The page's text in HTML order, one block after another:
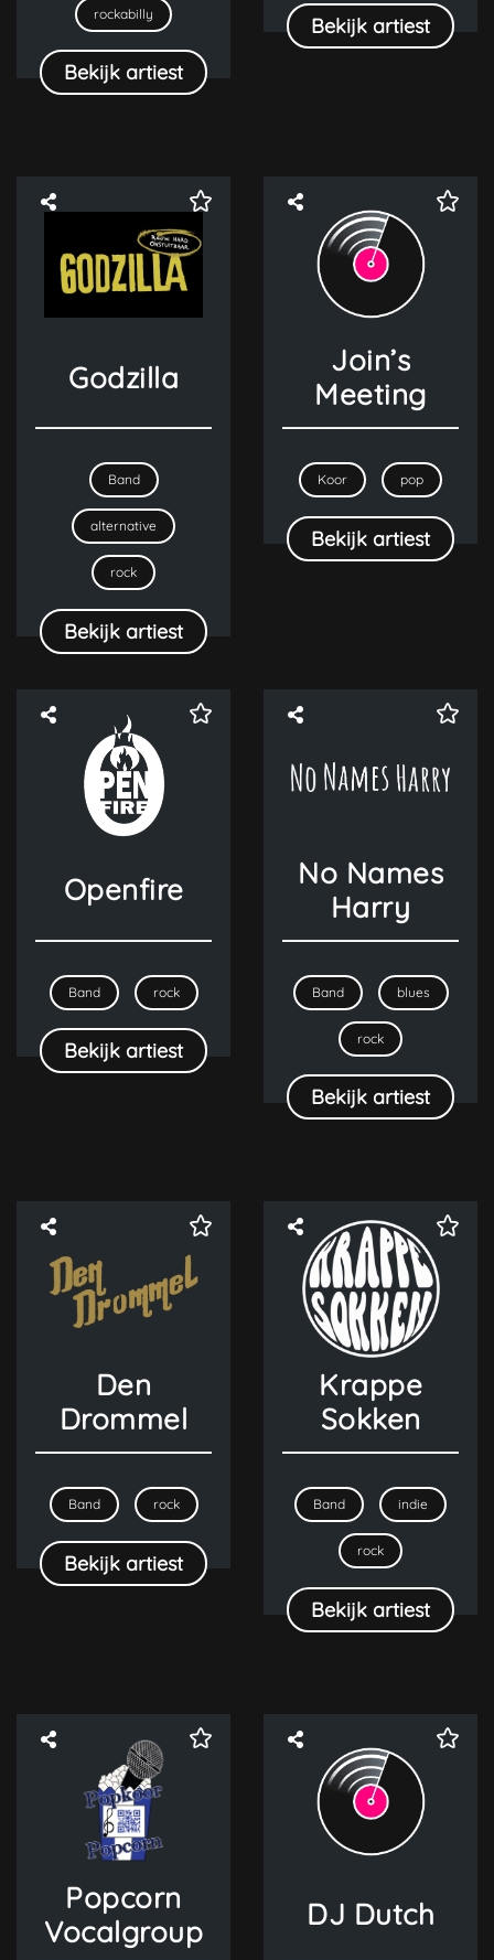
rockabilly
Bekijk artiest
Bekijk artiest
Godzilla
Band
alternative
rock
Bekijk artiest
Join’s
Meeting
Koor pop
Bekijk artiest
Openfire
Band rock
Bekijk artiest
No Names
Harry
Band blues
rock
Bekijk artiest
Den
Drommel
Band rock
Bekijk artiest
Krappe
Sokken
Band indie
rock
Bekijk artiest
Popcorn
Vocalgroup
DJ Dutch